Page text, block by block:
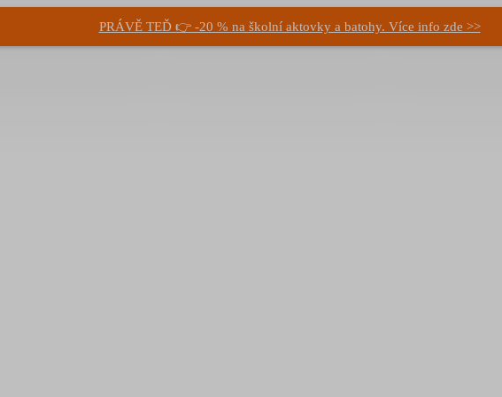
PRÁVĚ TEĎ 👉 -20 % na školní aktovky a batohy. Více info zde >>